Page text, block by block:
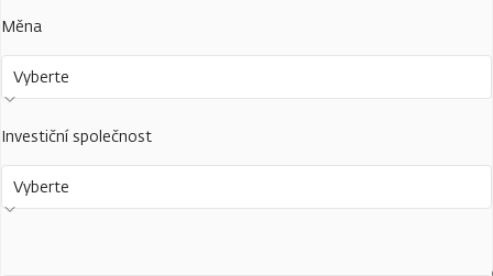
Měna
Vyberte
Investiční společnost
Vyberte